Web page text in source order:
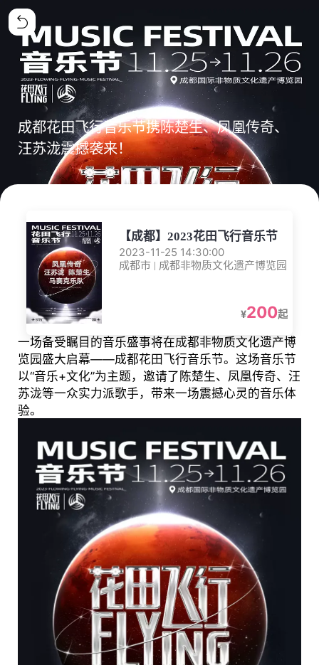
成都花田飞行音乐节携陈楚生、凤凰传奇、
汪苏泷震撼袭来！
【成都】2023花田飞行音乐节
2023-11-25 14:30:00
成都市 | 成都非物质文化遗产博览园
¥200起
一场备受瞩目的音乐盛事将在成都非物质文化遗产博
览园盛大启幕——成都花田飞行音乐节。这场音乐节
以“音乐+文化”为主题，邀请了陈楚生、凤凰传奇、汪
苏泷等一众实力派歌手，带来一场震撼心灵的音乐体
验。